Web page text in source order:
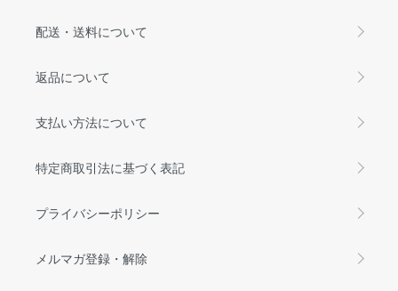
配送・送料について
返品について
支払い方法について
特定商取引法に基づく表記
プライバシーポリシー
メルマガ登録・解除